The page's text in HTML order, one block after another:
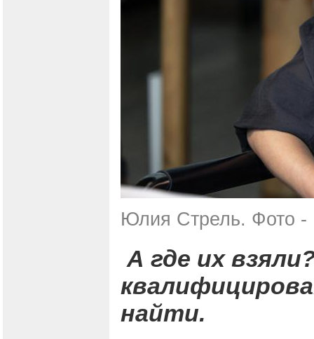
Юлия Стрель. Фото -
А где их
найти.